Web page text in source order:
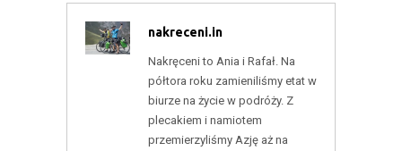
nakreceni.in
Nakręceni to Ania i Rafał. Na
półtora roku zamieniliśmy etat w
biurze na życie w podróży. Z
plecakiem i namiotem
przemierzyliśmy Azję aż na